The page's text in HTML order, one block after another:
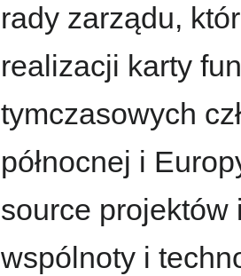
rady zarządu,
realizacji karty
tymczasowych
północnej i
source projektów
wspólnoty i